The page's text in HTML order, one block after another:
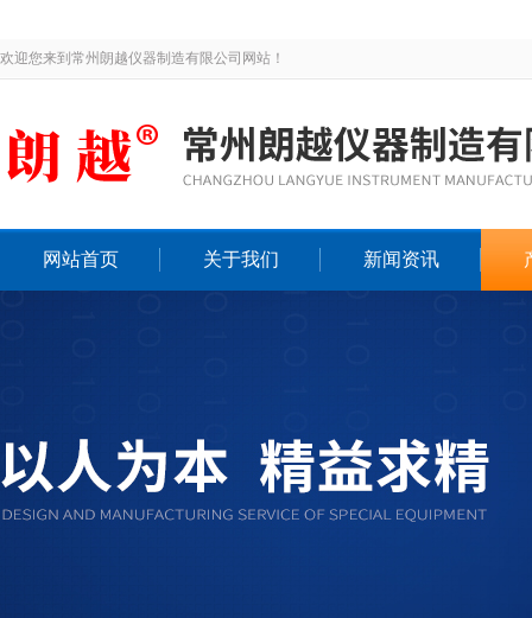
欢迎您来到常州朗越仪器制造有限公司网站！
网站首页 关于我们 新闻资讯